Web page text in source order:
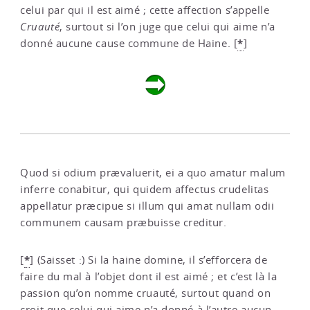
celui par qui il est aimé ; cette affection s’appelle
Cruauté, surtout si l’on juge que celui qui aime n’a
donné aucune cause commune de Haine. [*]
Quod si odium prævaluerit, ei a quo amatur malum
inferre conabitur, qui quidem affectus crudelitas
appellatur præcipue si illum qui amat nullam odii
communem causam præbuisse creditur.
[*] (Saisset :) Si la haine domine, il s’efforcera de
faire du mal à l’objet dont il est aimé ; et c’est là la
passion qu’on nomme cruauté, surtout quand on